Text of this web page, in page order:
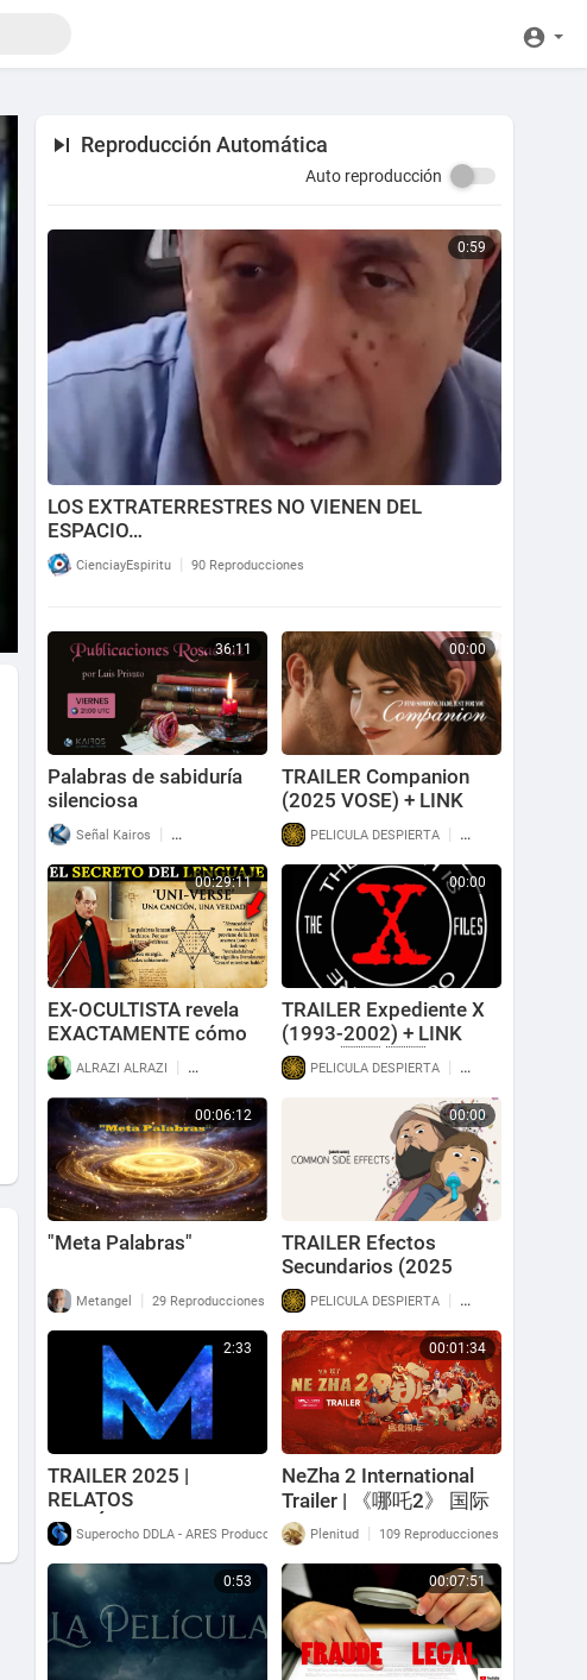
Reproducción Automática
Auto reproducción
0:59
LOS EXTRATERRESTRES NO VIENEN DEL
ESPACIO…
CienciayEspiritu | 90 Reproducciones
36:11
Palabras de sabiduría
silenciosa
Señal Kairos | 42 Reproducciones
00:00
TRAILER Companion
(2025 VOSE) + LINK
PELICULA DESPIERTA | 51 Reproducciones
00:29:11
EX-OCULTISTA revela
EXACTAMENTE cómo
tus Palabras Controlan
la Realidad
ALRAZI ALRAZI | 329 Reproducciones
00:00
TRAILER Expediente X
(1993-2002) + LINK
SERIE 🇪🇸 🇬🇧
PELICULA DESPIERTA | 137 Reproducciones
00:06:12
"Meta Palabras"
Metangel | 29 Reproducciones
00:00
TRAILER Efectos
Secundarios (2025
VOSE) + LINK
PELICULA DESPIERTA | 106 Reproducciones
2:33
TRAILER 2025 |
RELATOS
FANTÁSTICOS: M
Superocho DDLA - ARES Producciones | 321 Reproducciones
00:01:34
NeZha 2 International
Trailer | 《哪吒2》 国际
预告片
Plenitud | 109 Reproducciones
0:53 00:07:51